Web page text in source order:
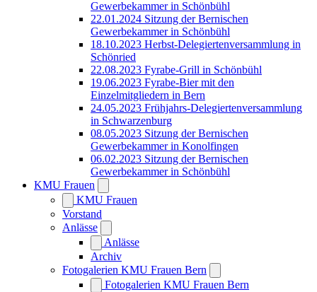
Gewerbekammer in Schönbühl
22.01.2024 Sitzung der Bernischen
Gewerbekammer in Schönbühl
18.10.2023 Herbst-Delegiertenversammlung in
Schönried
22.08.2023 Fyrabe-Grill in Schönbühl
19.06.2023 Fyrabe-Bier mit den
Einzelmitgliedern in Bern
24.05.2023 Frühjahrs-Delegiertenversammlung
in Schwarzenburg
08.05.2023 Sitzung der Bernischen
Gewerbekammer in Konolfingen
06.02.2023 Sitzung der Bernischen
Gewerbekammer in Schönbühl
KMU Frauen
KMU Frauen
Vorstand
Anlässe
Anlässe
Archiv
Fotogalerien KMU Frauen Bern
Fotogalerien KMU Frauen Bern